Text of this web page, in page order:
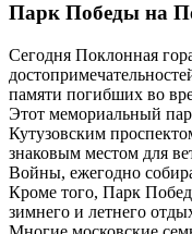
Парк Победы на
Сегодня Поклонная
памяти погибших во
Этот мемориальный
Кутузовским
знаковым местом для
Войны, ежегодно
Кроме того, Парк
зимнего и летнего